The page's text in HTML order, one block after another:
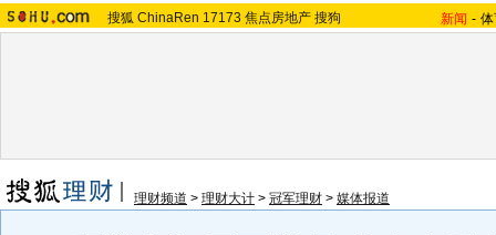
搜狐 ChinaRen 17173 焦点房地产 搜狗 新闻 -
理财频道 > 理财大计 > 冠军理财 > 媒体报道